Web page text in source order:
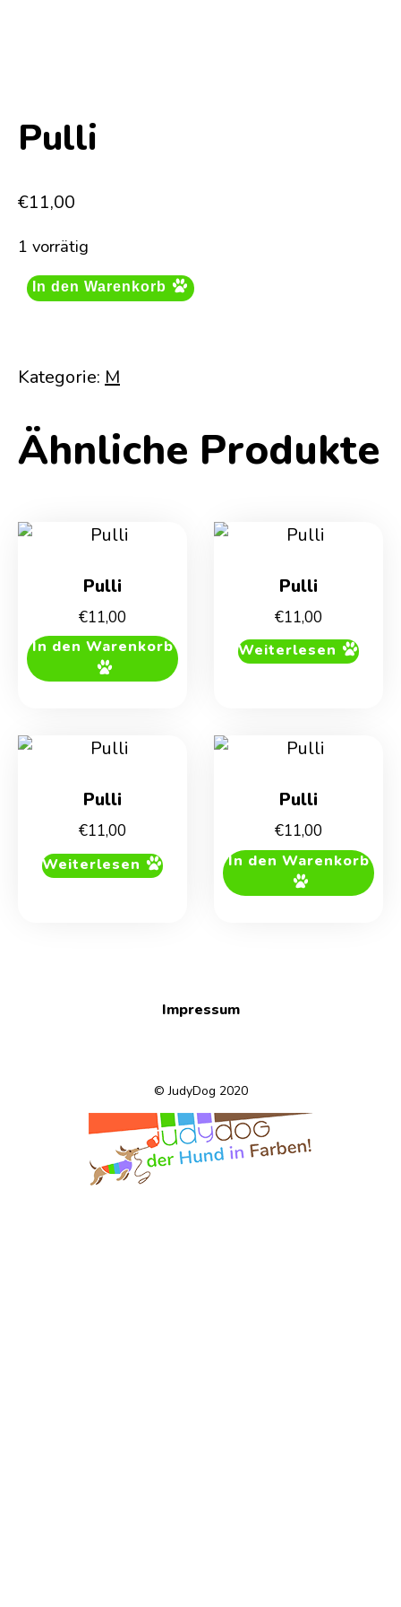
Pulli
€11,00
1 vorrätig
In den Warenkorb
Kategorie: M
Ähnliche Produkte
Pulli
€11,00
In den Warenkorb
Pulli
€11,00
Weiterlesen
Pulli
€11,00
Weiterlesen
Pulli
€11,00
In den Warenkorb
Impressum
© JudyDog 2020